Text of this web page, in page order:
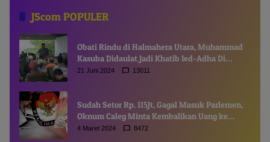
JScom POPULER
Obati Rindu di Halmahera Utara, Muhammad
Kasuba Didaulat Jadi Khatib Ied-Adha Di
Gamsungi
21 Juni 2024 13011
Sudah Setor Rp. 115Jt, Gagal Masuk Parlemen,
Oknum Caleg Minta Kembalikan Uang ke
Komisioner KPUD
4 Maret 2024 8472